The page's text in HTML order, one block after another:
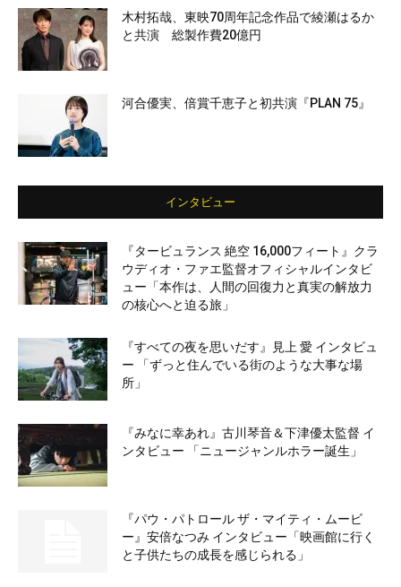
木村拓哉、東映70周年記念作品で綾瀬はるか
と共演 総製作費20億円
河合優実、倍賞千恵子と初共演『PLAN 75』
インタビュー
『タービュランス 絶空 16,000フィート』クラ
ウディオ・ファエ監督オフィシャルインタビ
ュー「本作は、人間の回復力と真実の解放力
の核心へと迫る旅」
『すべての夜を思いだす』見上 愛 インタビュ
ー 「ずっと住んでいる街のような大事な場
所」
『みなに幸あれ』古川琴音＆下津優太監督 イ
ンタビュー 「ニュージャンルホラー誕生」
『パウ・パトロール ザ・マイティ・ムービ
ー』安倍なつみ インタビュー「映画館に行く
と子供たちの成長を感じられる」